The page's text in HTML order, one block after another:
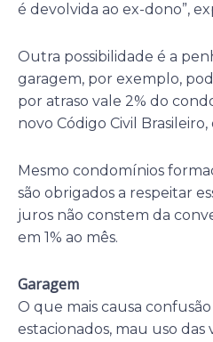
é devolvida ao ex-dono”,
Outra possibilidade é a
garagem, por exemplo,
por atraso vale 2% do
novo Código Civil
Mesmo condomínios
são obrigados a respeitar
juros não constem da
em 1% ao mês.
Garagem
O que mais causa
estacionados, mau uso das